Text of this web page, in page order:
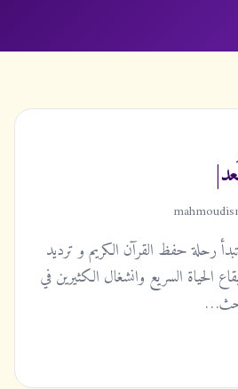
رحلة حفظ القرآن الكريم و ترديد
الحياة السريع وانشغال الكثيرين في